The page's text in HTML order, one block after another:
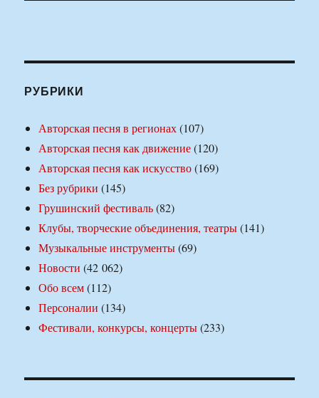
РУБРИКИ
Авторская песня в регионах(107)
Авторская песня как движение(120)
Авторская песня как искусство(169)
Без рубрики (145)
Грушинский фестиваль(82)
Клубы, творческие объединения, театры(141)
Музыкальные инструменты(69)
Новости (42 062)
Обо всем(112)
Персоналии (134)
Фестивали, конкурсы, концерты(233)